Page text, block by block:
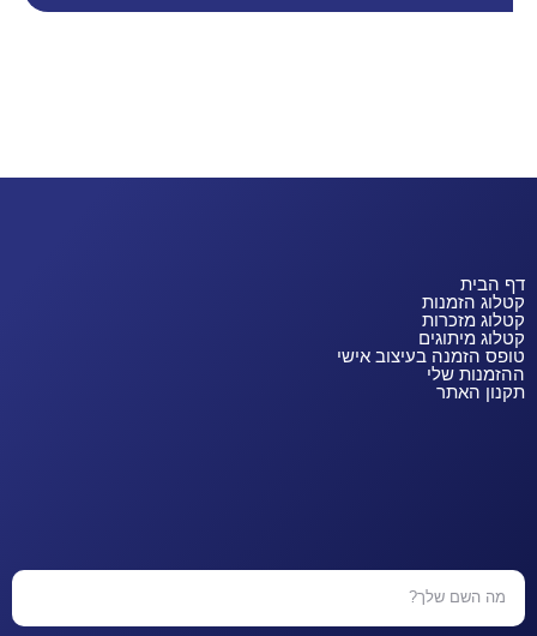
דף הבית
קטלוג הזמנות
קטלוג מזכרות
קטלוג מיתוגים
טופס הזמנה בעיצוב אישי
ההזמנות שלי
תקנון האתר